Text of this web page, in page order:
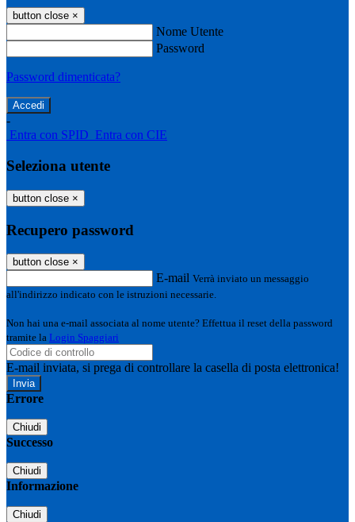
button close ×
Nome Utente
Password
Password dimenticata?
-
Entra con SPID Entra con CIE
Seleziona utente
button close ×
Recupero password
button close ×
E-mail Verrà inviato un messaggio
all'indirizzo indicato con le istruzioni necessarie.
Non hai una e-mail associata al nome utente? Effettua il reset della password
tramite la Login Spaggiari
E-mail inviata, si prega di controllare la casella di posta elettronica!
Errore
Chiudi
Successo
Chiudi
Informazione
Chiudi